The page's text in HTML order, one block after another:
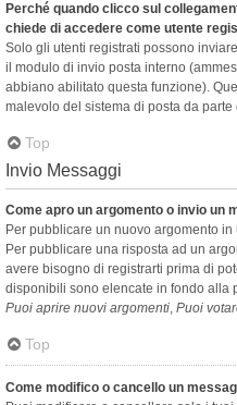
Perché quando clicco sul
chiede di accedere come utente
Solo gli utenti registrati possono
il modulo di invio posta interno
abbiano abilitato questa funzione).
malevolo del sistema di posta da
Top
Invio Messaggi
Come apro un argomento o invio un
Per pubblicare un nuovo argomento in
Per pubblicare una risposta ad un
avere bisogno di registrarti prima di
disponibili sono elencate in fondo alla
Puoi aprire nuovi argomenti, Puoi
Top
Come modifico o cancello un